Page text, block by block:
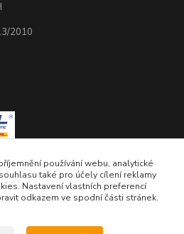
2010
používání webu, analytické
také pro účely cílení reklamy
Nastavení vlastních preferencí
odkazem ve spodní části stránek.